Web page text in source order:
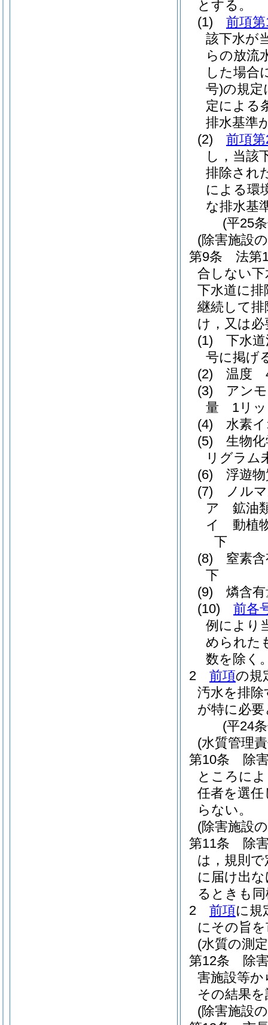
とする。
(1)
前項
該下水が
らの放流
した場合
号)の規定
定による
排水基準
(2)
前項
し，当該
排除され
による環
な排水基
(平25
(除害施設
第9条
法第
合しない下
下水道に
継続して
け，又は
(1)
下水
号に掲げ
(2)
温度
(3)
アン
量 1リッ
(4)
水素
(5)
生物
リグラム
(6)
浮遊
(7)
ノル
ア
鉱油
イ
動植
下
(8)
窒素
下
(9)
燐含
(10)
前各
例により
められた
数を除く
2
前項の規
汚水を排
が特に必
(平24
(水質管理
第10条
除
ところに
任者を選
らない。
(除害施設
第11条
除
は，規則
に届け出
るときも
2
前項に規
にその旨
(水質の測
第12条
除
害施設等
その結果
(除害施設